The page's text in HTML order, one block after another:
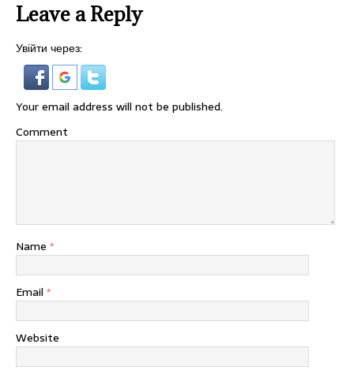
Leave a Reply
Увійти через:
Your email address will not be published.
Comment
Name *
Email *
Website